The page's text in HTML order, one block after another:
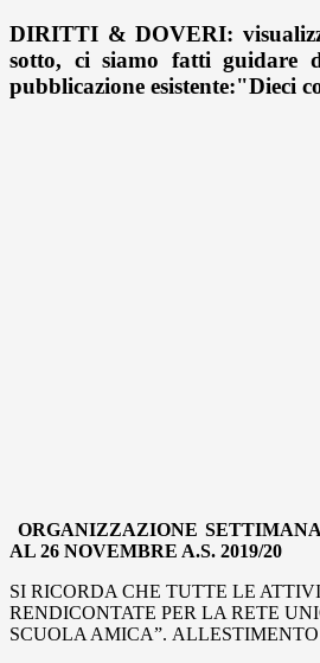
DIRITTI &DOVERI:
sotto, ci siamo fatti guidare
pubblicazione esistente:"Dieci
ORGANIZZAZIONE
AL 26 NOVEMBRE A.S. 2019/20
SI RICORDA CHE TUTTE LE
RENDICONTATE PER LA RETE
SCUOLA AMICA”.